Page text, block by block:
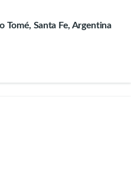
Tomé, Santa Fe, Argentina